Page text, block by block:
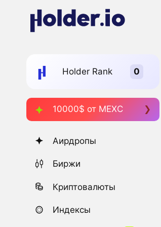
Holder Rank
10000$ от MEXC
Аирдропы
Биржи
Криптовалюты
Индексы